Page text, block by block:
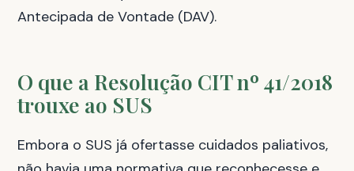
Antecipada de Vontade (DAV).
O que a Resolução CIT nº 41/2018
trouxe ao SUS
Embora o SUS já ofertasse cuidados paliativos,